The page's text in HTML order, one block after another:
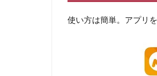
使い方は簡単。アプリ